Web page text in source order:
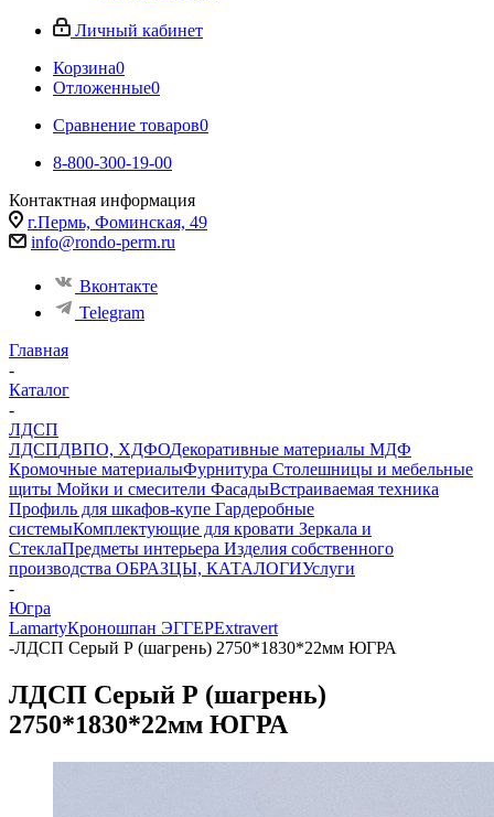
Личный кабинет
Корзина0
Отложенные0
Сравнение товаров0
8-800-300-19-00
Контактная информация
г.Пермь, Фоминская, 49
info@rondo-perm.ru
Вконтакте
Telegram
Главная
-
Каталог
-
ЛДСП
ЛДСПДВПО, ХДФОДекоративные материалы МДФ
Кромочные материалыФурнитура Столешницы и мебельные
щиты Мойки и смесители ФасадыВстраиваемая техника
Профиль для шкафов-купе Гардеробные
системыКомплектующие для кровати Зеркала и
СтеклаПредметы интерьера Изделия собственного
производства ОБРАЗЦЫ, КАТАЛОГИУслуги
-
Югра
LamartyКроношпан ЭГГЕРExtravert
-ЛДСП Серый Р (шагрень) 2750*1830*22мм ЮГРА
ЛДСП Серый Р (шагрень)
2750*1830*22мм ЮГРА